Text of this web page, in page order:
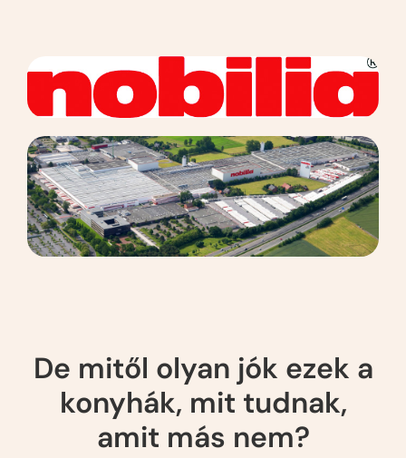
De mitől olyan jók ezek a
konyhák, mit tudnak,
amit más nem?